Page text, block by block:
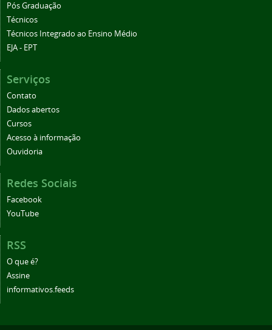
Pós Graduação
Técnicos
Técnicos Integrado ao Ensino Médio
EJA - EPT
Serviços
Contato
Dados abertos
Cursos
Acesso à informação
Ouvidoria
Redes Sociais
Facebook
YouTube
RSS
O que é?
Assine
informativos.feeds